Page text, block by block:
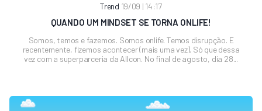
Trend 19/09 | 14:17
QUANDO UM MINDSET SE TORNA ONLIFE!
Somos, temos e fazemos. Somos onlife. Temos disrupção. E
recentemente, fizemos acontecer (mais uma vez). Só que dessa
vez com a superparceria da Allcon. No final de agosto, dia 28...